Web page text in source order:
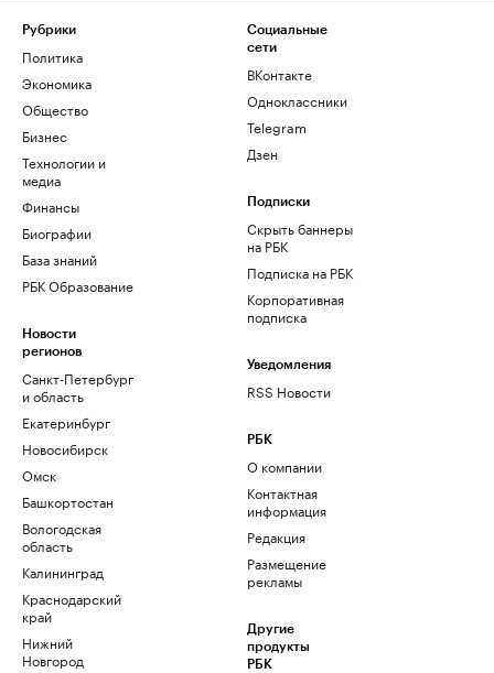
Рубрики
Политика
Экономика
Общество
Бизнес
Технологии и
медиа
Финансы
Биографии
База знаний
РБК Образование
Новости
регионов
Санкт-Петербург
и область
Екатеринбург
Новосибирск
Омск
Башкортостан
Вологодская
область
Калининград
Краснодарский
край
Нижний
Новгород
Социальные
сети
ВКонтакте
Одноклассники
Telegram
Дзен
Подписки
Скрыть баннеры
на РБК
Подписка на РБК
Корпоративная
подписка
Уведомления
RSS Новости
РБК
О компании
Контактная
информация
Редакция
Размещение
рекламы
Другие
продукты
РБК